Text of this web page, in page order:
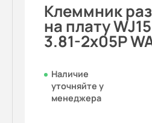
Клеммник
на плату
3.81-2x05P
Наличие
уточняйте у
менеджера